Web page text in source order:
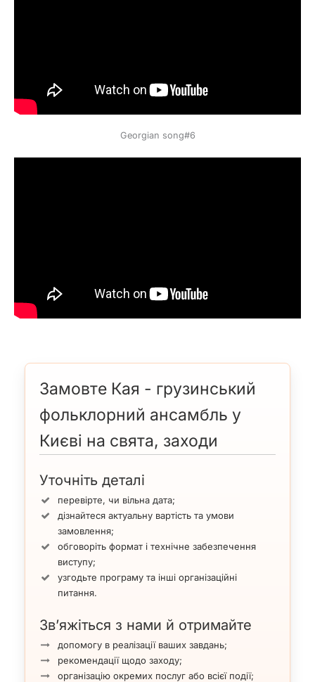
Georgian song#6
Замовте Кая - грузинський
фольклорний ансамбль у
Києві на свята, заходи
Уточніть деталі
перевірте, чи вільна дата;
дізнайтеся актуальну вартість та умови
замовлення;
обговоріть формат і технічне забезпечення
виступу;
узгодьте програму та інші організаційні
питання.
Зв’яжіться з нами й отримайте
допомогу в реалізації ваших завдань;
рекомендації щодо заходу;
організацію окремих послуг або всієї події;